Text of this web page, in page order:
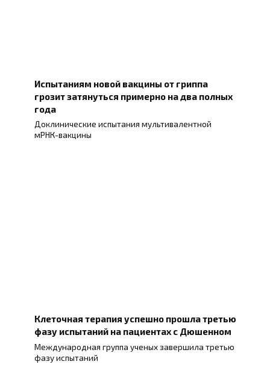
Испытаниям новой вакцины от гриппа
грозит затянуться примерно на два полных
года
Доклинические испытания мультивалентной
мРНК-вакцины
Клеточная терапия успешно прошла третью
фазу испытаний на пациентах с Дюшенном
Международная группа ученых завершила третью
фазу испытаний